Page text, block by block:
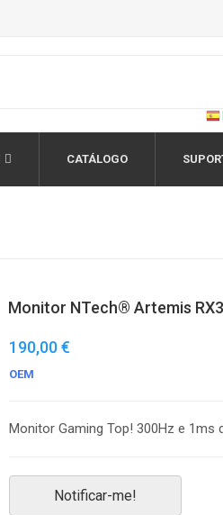
CATÁLOGO
Monitor NTech® Artemis
190,00 €
OEM
Monitor Gaming Top! 300Hz e 1ms
Notificar-me!